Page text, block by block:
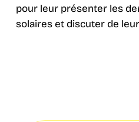
pour leur présenter les
solaires et discuter de